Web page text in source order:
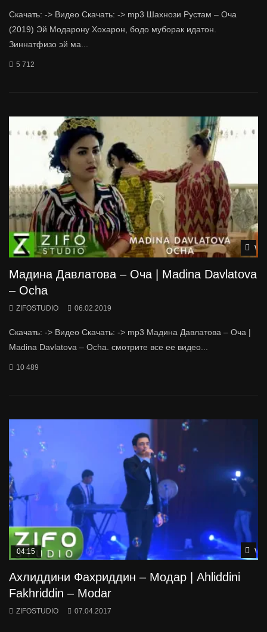
Скачать: -> Видео Скачать: -> mp3 Шахнози Рустам – Оча
(2019) Эй Модарону Хохарон, бодо муборак идатон.
Зиннатфизо эй ма...
5 712
Мадина Давлатова – Оча | Madina Davlatova
– Ocha
ZIFOSTUDIO 06.02.2019
Скачать: -> Видео Скачать: -> mp3 Мадина Давлатова – Оча |
Madina Davlatova – Ocha. смотрите все ее видео...
10 489
04:15
Ахлиддини Фахриддин – Модар | Ahliddini
Fakhriddin – Modar
ZIFOSTUDIO 07.04.2017